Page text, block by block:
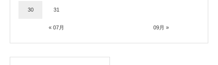
« 07月 09月 »
30 31